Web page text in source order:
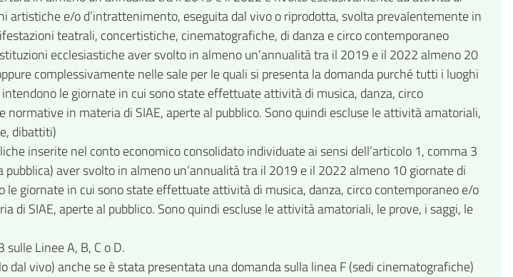
artistiche e/o d’intrattenimento, eseguita dal vivo o riprodotta, svolta prevalentemente in
teatrali, concertistiche, cinematografiche, di danza e circo contemporaneo
ecclesiastiche aver svolto in almeno un’annualità tra il 2019 e il 2022 almeno 20
complessivamente nelle sale per le quali si presenta la domanda purché tutti i luoghi
le giornate in cui sono state effettuate attività di musica, danza, circo
in materia di SIAE, aperte al pubblico. Sono quindi escluse le attività amatoriali,
dibattiti)
inserite nel conto economico consolidato individuate ai sensi dell’articolo 1, comma 3
aver svolto in almeno un’annualità tra il 2019 e il 2022 almeno 10 giornate di
giornate in cui sono state effettuate attività di musica, danza, circo contemporaneo e/o
SIAE, aperte al pubblico. Sono quindi escluse le attività amatoriali, le prove, i saggi, le
Linee A, B, C o D.
vivo) anche se è stata presentata una domanda sulla linea F (sedi cinematografiche)